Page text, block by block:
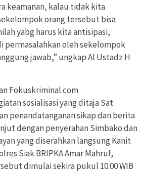
keamanan, kalau tidak kita
orang tersebut bisa
yabg harus kita antisipasi,
permasalahkan oleh sekelompok
jawab,” ungkap Al Ustadz H
Fokuskriminal.com
sosialisasi yang ditaja Sat
penandatanganan sikap dan berita
dengan penyerahan Simbako dan
yang diserahkan langsung Kanit
Siak BRIPKA Amar Mahruf,
dimulai sekira pukul 10.00 WIB